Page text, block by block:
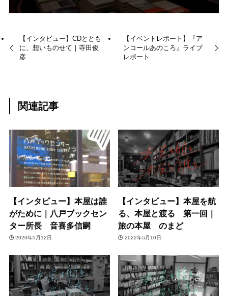
【インタビュー】CDととも
に、想いものせて｜寺田俊
彦
【イベントレポート】『ア
ンコールあのころ』ライブ
レポート
関連記事
【インタビュー】本屋は誰
がために｜八戸ブックセン
ター所長 音喜多信嗣
2020年5月12日
【インタビュー】本屋を航
る、本屋と渡る 第一回｜
旅の本屋 のまど
2022年5月10日